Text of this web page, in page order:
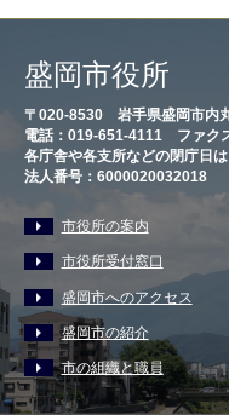
盛岡市役所
〒020-8530 岩手県盛岡市
電話：019-651-4111 ファク
各庁舎や各支所などの閉庁日
法人番号：6000020032018
市役所の案内
市役所受付窓口
盛岡市へのアクセス
盛岡市の紹介
市の組織と職員